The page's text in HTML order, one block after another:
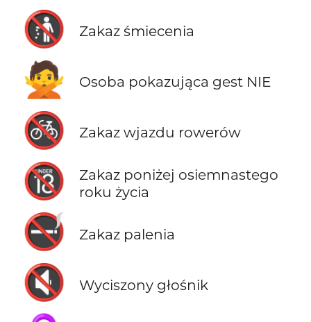
🚯 Zakaz śmiecenia
🙅 Osoba pokazująca gest NIE
🚳 Zakaz wjazdu rowerów
🔞
Zakaz poniżej osiemnastego
roku życia
🚭 Zakaz palenia
🔇 Wyciszony głośnik